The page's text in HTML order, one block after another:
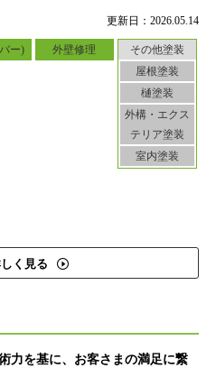
更新日：2026.05.14
ー) 外壁修理
その他塗装
屋根塗装
樋塗装
外構・エクス
テリア塗装
室内塗装
く見る
力を基に、お客さまの満足に繋